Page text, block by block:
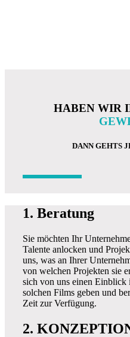
HABEN WIR
DANN GEHTS
1. Beratung
Sie möchten Ihr
Talente anlocken und
uns, was an Ihrer
von welchen Projekten sie
sich von uns einen
solchen Films geben und
Zeit zur Verfügung.
2.